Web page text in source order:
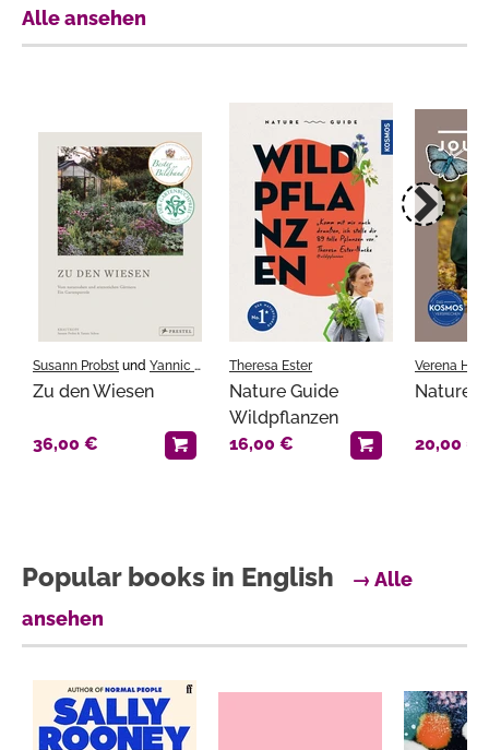
Alle ansehen
Susann Probst und Yannic Schon
Zu den Wiesen
36,00 €
Theresa Ester
Nature Guide
Wildpflanzen
16,00 €
Verena
Nature
20,00 €
Popular books in English
→ Alle
ansehen